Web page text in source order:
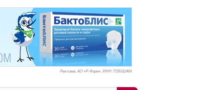
Реклама. АО «Р-Фарм», ИНН 7726311464